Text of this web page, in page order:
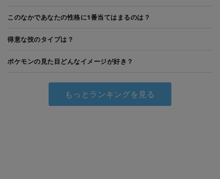
このなかであなたの性格に1番当てはまるのは？
得意な技のタイプは？
ポケモンの見た目どんなイメージが好き？
もっとランキングを見る